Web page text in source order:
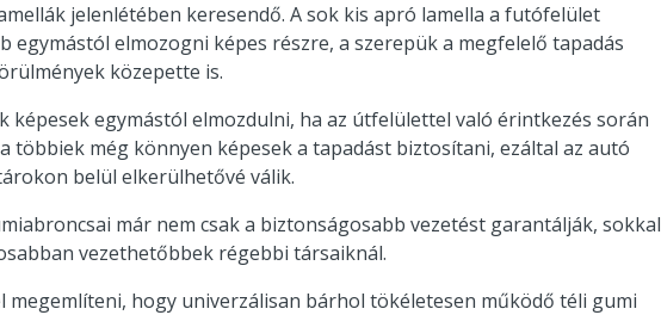
jelenlétében keresendő. A sok kis apró lamella a futófelület
egymástól elmozogni képes részre, a szerepük a megfelelő tapadás
közepette is.
képesek egymástól elmozdulni, ha az útfelülettel való érintkezés során
többiek még könnyen képesek a tapadást biztosítani, ezáltal az autó
belül elkerülhetővé válik.
már nem csak a biztonságosabb vezetést garantálják, sokkal
vezethetőbbek régebbi társaiknál.
megemlíteni, hogy univerzálisan bárhol tökéletesen működő téli gumi